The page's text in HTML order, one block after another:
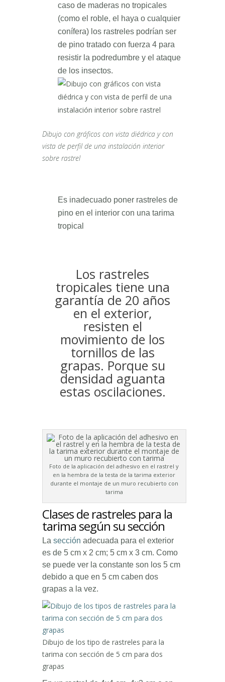
caso de maderas no tropicales
(como el roble, el haya o cualquier
conífera) los rastreles podrían ser
de pino tratado con fuerza 4 para
resistir la podredumbre y el ataque
de los insectos.
Dibujo con gráficos con vista diédrica y con
vista de perfil de una instalación interior
sobre rastrel
Es inadecuado poner rastreles de
pino en el interior con una tarima
tropical
Los rastreles
tropicales tiene una
garantía de 20 años
en el exterior,
resisten el
movimiento de los
tornillos de las
grapas. Porque su
densidad aguanta
estas oscilaciones.
Foto de la aplicación del adhesivo en el rastrel y
en la hembra de la testa de la tarima exterior
durante el montaje de un muro recubierto con
tarima
Clases de rastreles para la
tarima según su sección
La sección adecuada para el exterior
es de 5 cm x 2 cm; 5 cm x 3 cm. Como
se puede ver la constante son los 5 cm
debido a que en 5 cm caben dos
grapas a la vez.
Dibujo de los tipo de rastreles para la
tarima con sección de 5 cm para dos
grapas